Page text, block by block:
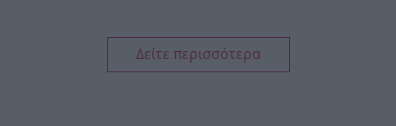
Δείτε περισσότερα